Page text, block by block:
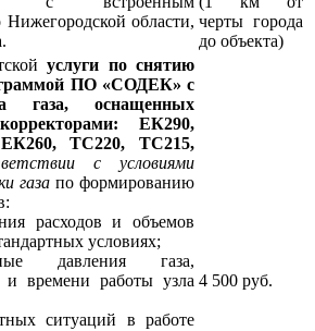
области, черты города
до объекта)
услуги по снятию
ПО «СОДЕК» с
газа, оснащенных
ЕК290,
ТС220, ТС215,
с условиями
газа по формированию
расходов и объемов
условиях;
давления газа,
и времени работы узла
ситуаций в работе
4 500 руб.